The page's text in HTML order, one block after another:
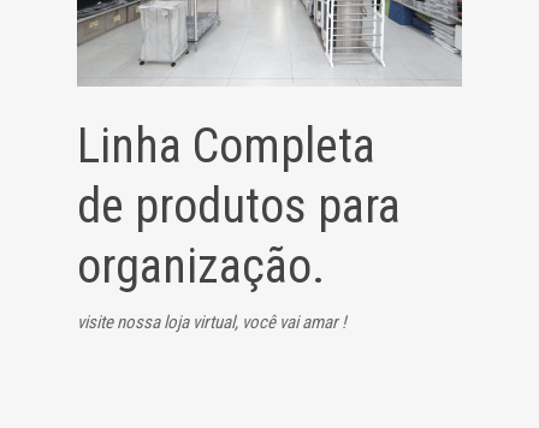
Linha Completa
de produtos para
organização.
visite nossa loja virtual, você vai amar !